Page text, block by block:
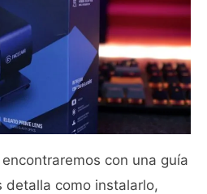
con una guía
detalla como instalarlo,